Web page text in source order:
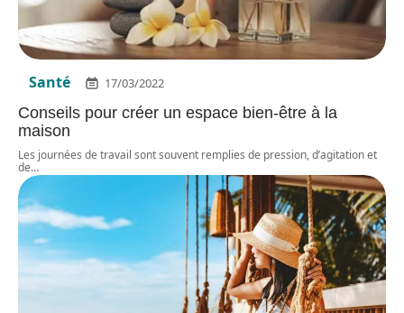
Santé 17/03/2022
Conseils pour créer un espace bien-être à la
maison
Les journées de travail sont souvent remplies de pression, d’agitation et
de…